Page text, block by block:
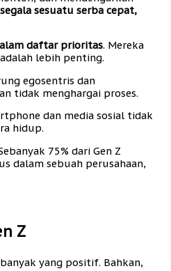
sesuatu serba cepat,
daftar prioritas. Mereka
lebih penting.
egosentris dan
tidak menghargai proses.
dan media sosial tidak
hidup.
75% dari Gen Z
dalam sebuah perusahaan,
Z
yang positif. Bahkan,